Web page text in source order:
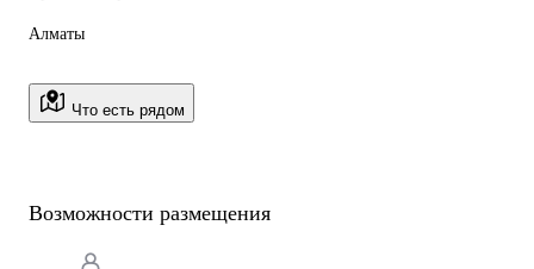
Алматы
Что есть рядом
Возможности размещения